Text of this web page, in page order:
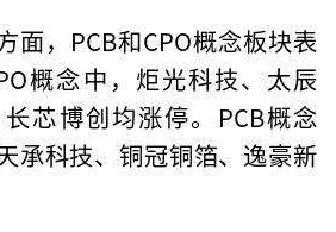
面，PCB和CPO概念板块表
概念中，炬光科技、太辰
芯博创均涨停。PCB概念
承科技、铜冠铜箔、逸豪新